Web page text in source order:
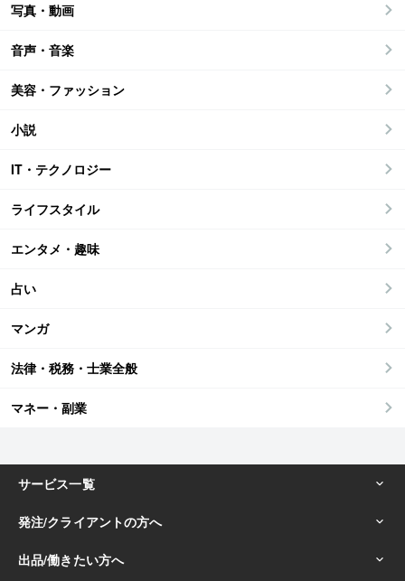
写真・動画
音声・音楽
美容・ファッション
小説
IT・テクノロジー
ライフスタイル
エンタメ・趣味
占い
マンガ
法律・税務・士業全般
マネー・副業